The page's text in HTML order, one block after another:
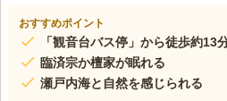
おすすめポイント
「観音台バス停」から徒歩約13
臨済宗か檀家が眠れる
瀬戸内海と自然を感じられる